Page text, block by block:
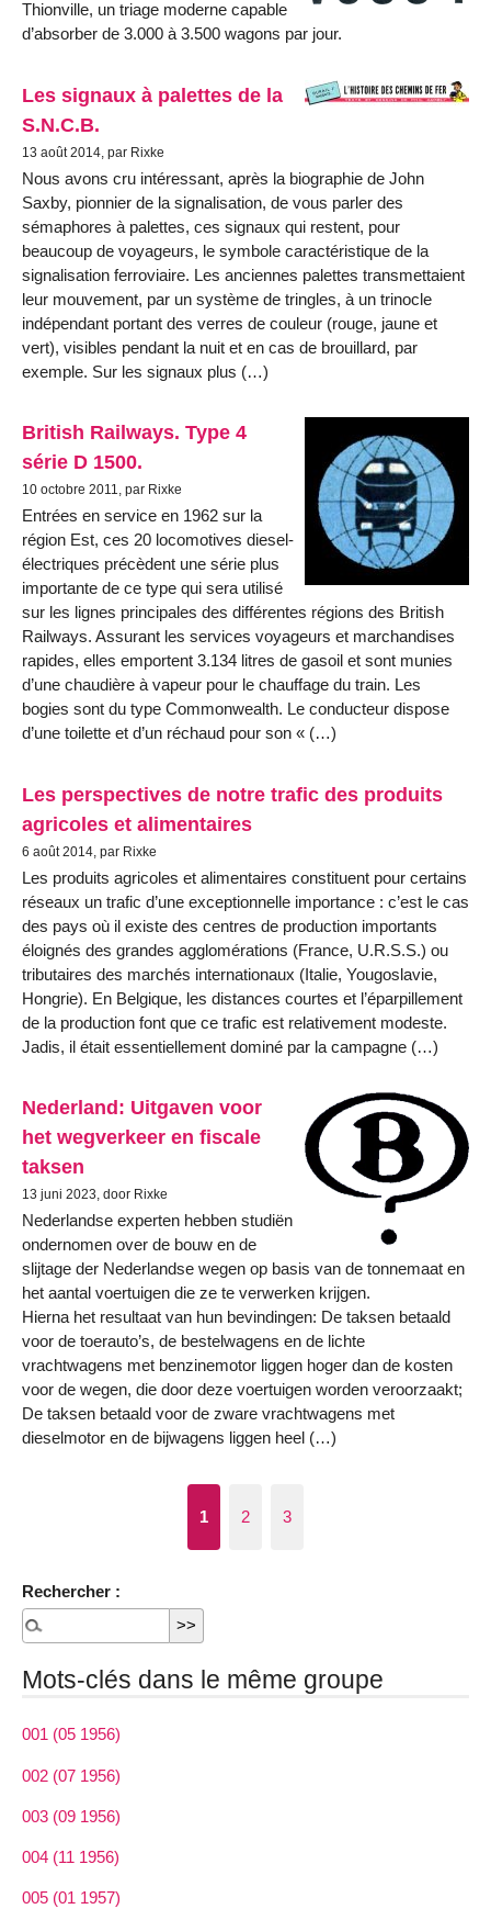
Thionville, un triage moderne capable
d’absorber de 3.000 à 3.500 wagons par jour.
Les signaux à palettes de la
S.N.C.B.
13 août 2014, par Rixke
Nous avons cru intéressant, après la biographie de John
Saxby, pionnier de la signalisation, de vous parler des
sémaphores à palettes, ces signaux qui restent, pour
beaucoup de voyageurs, le symbole caractéristique de la
signalisation ferroviaire. Les anciennes palettes transmettaient
leur mouvement, par un système de tringles, à un trinocle
indépendant portant des verres de couleur (rouge, jaune et
vert), visibles pendant la nuit et en cas de brouillard, par
exemple. Sur les signaux plus (…)
British Railways. Type 4
série D 1500.
10 octobre 2011, par Rixke
Entrées en service en 1962 sur la
région Est, ces 20 locomotives diesel-
électriques précèdent une série plus
importante de ce type qui sera utilisé
sur les lignes principales des différentes régions des British
Railways. Assurant les services voyageurs et marchandises
rapides, elles emportent 3.134 litres de gasoil et sont munies
d’une chaudière à vapeur pour le chauffage du train. Les
bogies sont du type Commonwealth. Le conducteur dispose
d’une toilette et d’un réchaud pour son « (…)
Les perspectives de notre trafic des produits
agricoles et alimentaires
6 août 2014, par Rixke
Les produits agricoles et alimentaires constituent pour certains
réseaux un trafic d’une exceptionnelle importance : c’est le cas
des pays où il existe des centres de production importants
éloignés des grandes agglomérations (France, U.R.S.S.) ou
tributaires des marchés internationaux (Italie, Yougoslavie,
Hongrie). En Belgique, les distances courtes et l’éparpillement
de la production font que ce trafic est relativement modeste.
Jadis, il était essentiellement dominé par la campagne (…)
Nederland: Uitgaven voor
het wegverkeer en fiscale
taksen
13 juni 2023, door Rixke
Nederlandse experten hebben studiën
ondernomen over de bouw en de
slijtage der Nederlandse wegen op basis van de tonnemaat en
het aantal voertuigen die ze te verwerken krijgen.
Hierna het resultaat van hun bevindingen: De taksen betaald
voor de toerauto’s, de bestelwagens en de lichte
vrachtwagens met benzinemotor liggen hoger dan de kosten
voor de wegen, die door deze voertuigen worden veroorzaakt;
De taksen betaald voor de zware vrachtwagens met
dieselmotor en de bijwagens liggen heel (…)
1 2 3
Rechercher :
Mots-clés dans le même groupe
001 (05 1956)
002 (07 1956)
003 (09 1956)
004 (11 1956)
005 (01 1957)